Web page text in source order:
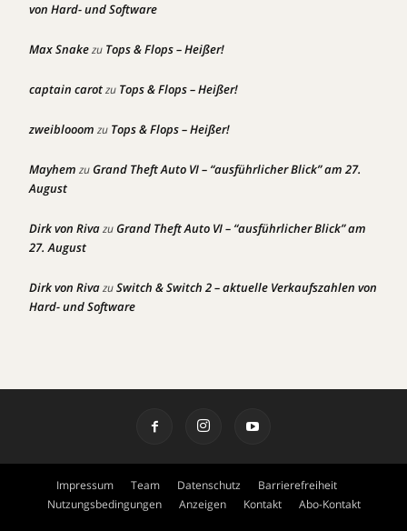
von Hard- und Software
Max Snakezu Tops & Flops – Heißer!
captain carotzu Tops & Flops – Heißer!
zweiblooom zu Tops & Flops – Heißer!
Mayhem zuGrand Theft Auto VI – “ausführlicher Blick” am 27.
August
Dirk von RivazuGrand Theft Auto VI – “ausführlicher Blick” am
27. August
Dirk von RivazuSwitch & Switch 2 – aktuelle Verkaufszahlen von
Hard- und Software
Impressum Team Datenschutz
Barrierefreiheit
Nutzungsbedingungen
Anzeigen Kontakt Abo-Kontakt